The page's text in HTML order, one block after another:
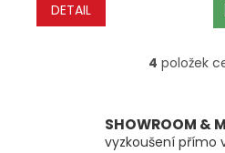
DETAIL
O
á
d
4 položek
SHOWROOM &
vyzkoušení přímo